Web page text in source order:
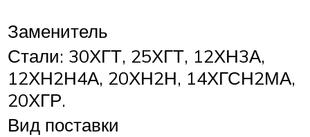
Заменитель
Стали: 30ХГТ, 25ХГТ, 12ХН3А,
12ХН2Н4А, 20ХН2Н, 14ХГСН2МА,
20ХГР.
Вид поставки